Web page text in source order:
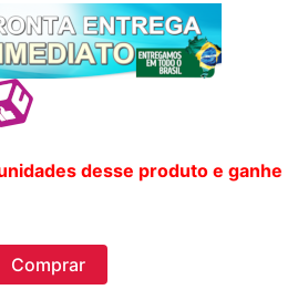
desse produto e ganhe
Comprar